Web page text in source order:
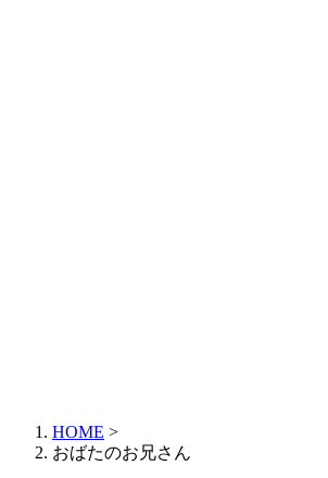
HOME >
おばたのお兄さん